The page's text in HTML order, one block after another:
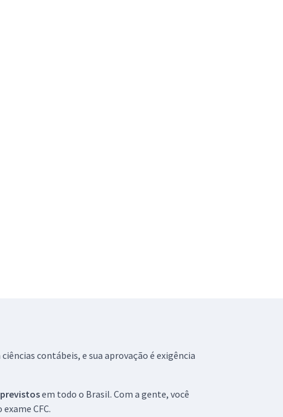
contábeis, e sua aprovação é exigência
em todo o Brasil. Com a gente, você
CFC.